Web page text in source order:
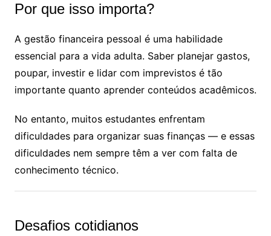
Por que isso importa?
A gestão financeira pessoal é uma habilidade
essencial para a vida adulta. Saber planejar gastos,
poupar, investir e lidar com imprevistos é tão
importante quanto aprender conteúdos acadêmicos.
No entanto, muitos estudantes enfrentam
dificuldades para organizar suas finanças — e essas
dificuldades nem sempre têm a ver com falta de
conhecimento técnico.
Desafios cotidianos